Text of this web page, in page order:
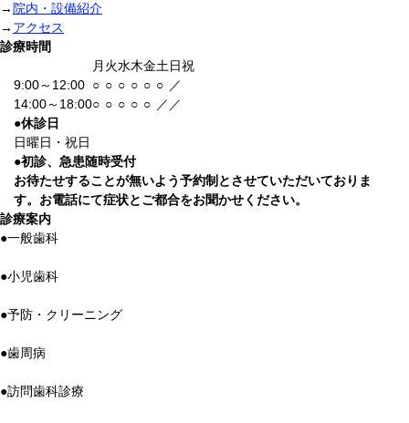
→ 院内・設備紹介
→ アクセス
診療時間
月 火水木金土日祝
9:00～12:00 ○ ○ ○ ○ ○ ○ ／
14:00～18:00○ ○ ○ ○ ○ ／ ／
●休診日
日曜日・祝日
●初診、急患随時受付
お待たせすることが無いよう予約制とさせていただいておりま
す。お電話にて症状とご都合をお聞かせください。
診療案内
●一般歯科
●小児歯科
●予防・クリーニング
●歯周病
●訪問歯科診療